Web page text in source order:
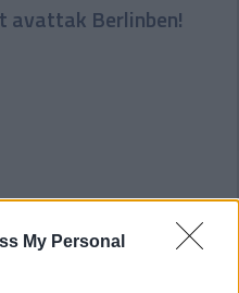
My Personal
avattak Berlinben!
a dobogón